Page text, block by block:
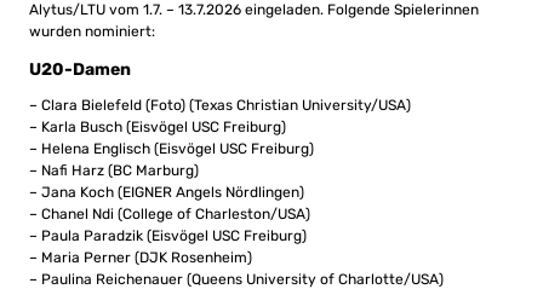
Alytus/LTU vom 1.7. – 13.7.2026 eingeladen. Folgende Spielerinnen
wurden nominiert:
U20-Damen
– Clara Bielefeld (Foto) (Texas Christian University/USA)
– Karla Busch (Eisvögel USC Freiburg)
– Helena Englisch (Eisvögel USC Freiburg)
– Nafi Harz (BC Marburg)
– Jana Koch (EIGNER Angels Nördlingen)
– Chanel Ndi (College of Charleston/USA)
– Paula Paradzik (Eisvögel USC Freiburg)
– Maria Perner (DJK Rosenheim)
– Paulina Reichenauer (Queens University of Charlotte/USA)